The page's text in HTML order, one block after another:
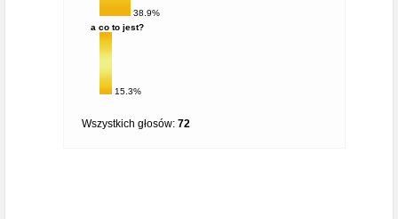
38.9%
a co to jest?
15.3%
Wszystkich głosów: 72